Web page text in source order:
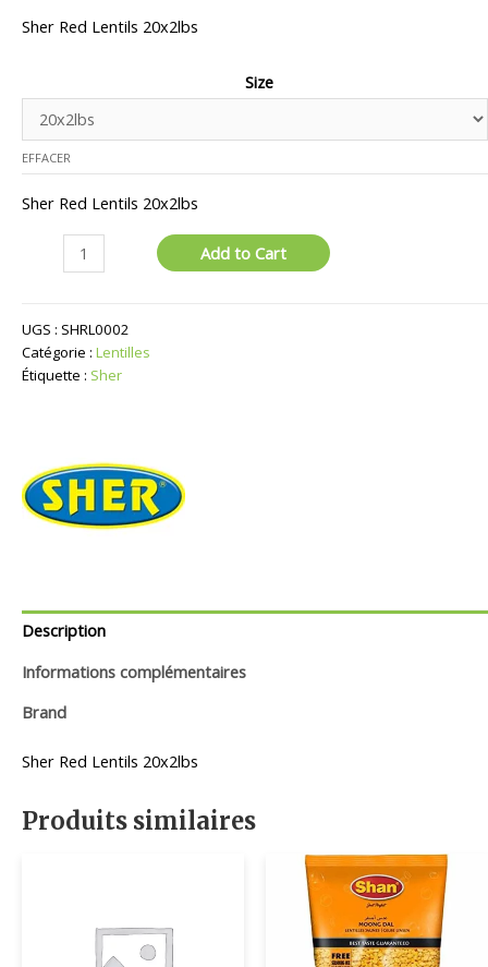
Sher Red Lentils 20x2lbs
Size
EFFACER
Sher Red Lentils 20x2lbs
quantité
Rouges
Add to Cart
UGS : SHRL0002
Catégorie : Lentilles
Étiquette : Sher
Description
Informations complémentaires
Brand
Sher Red Lentils 20x2lbs
Produits similaires